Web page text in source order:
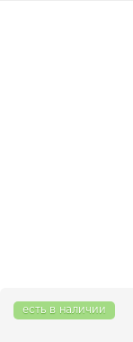
есть в наличии